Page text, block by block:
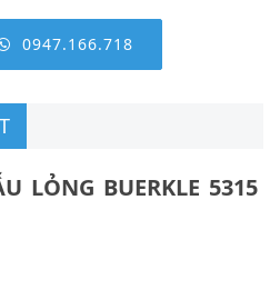
0947.166.718
LỎNG BUERKLE 5315